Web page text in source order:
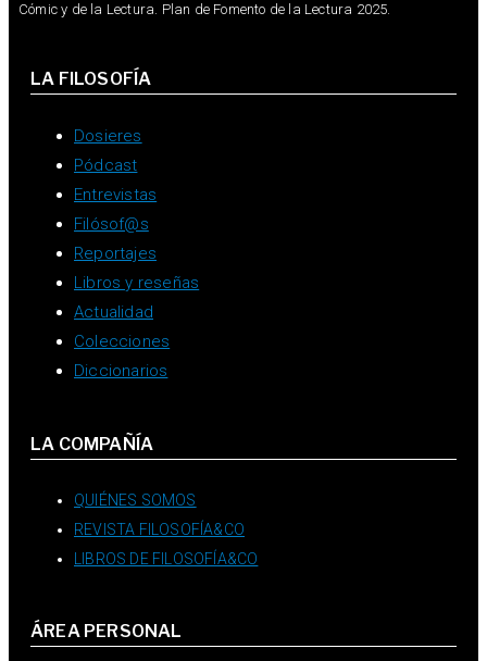
Cómic y de la Lectura. Plan de Fomento de la Lectura 2025.
LA FILOSOFÍA
Dosieres
Pódcast
Entrevistas
Filósof@s
Reportajes
Libros y reseñas
Actualidad
Colecciones
Diccionarios
LA COMPAÑÍA
QUIÉNES SOMOS
REVISTA FILOSOFÍA&CO
LIBROS DE FILOSOFÍA&CO
ÁREA PERSONAL